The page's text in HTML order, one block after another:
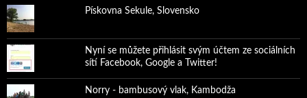
Pískovna Sekule, Slovensko
Nyní se můžete přihlásit svým účtem ze sociálních
sítí Facebook, Google a Twitter!
Norry - bambusový vlak, Kambodža